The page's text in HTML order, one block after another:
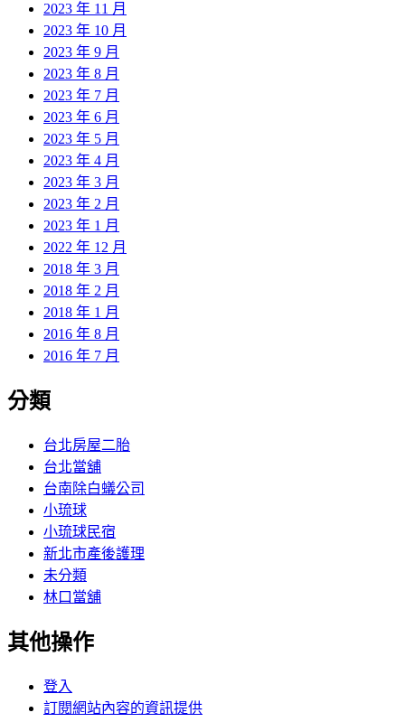
2023 年 11 月
2023 年 10 月
2023 年 9 月
2023 年 8 月
2023 年 7 月
2023 年 6 月
2023 年 5 月
2023 年 4 月
2023 年 3 月
2023 年 2 月
2023 年 1 月
2022 年 12 月
2018 年 3 月
2018 年 2 月
2018 年 1 月
2016 年 8 月
2016 年 7 月
分類
台北房屋二胎
台北當舖
台南除白蟻公司
小琉球
小琉球民宿
新北市產後護理
未分類
林口當舖
其他操作
登入
訂閱網站內容的資訊提供